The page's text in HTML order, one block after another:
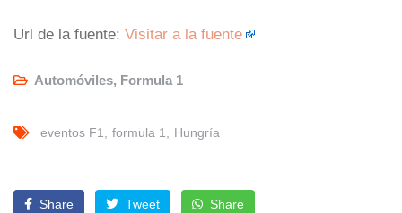
Url de la fuente: Visitar a la fuente
Automóviles, Formula 1
eventos F1 formula 1 Hungría
Share Tweet Share